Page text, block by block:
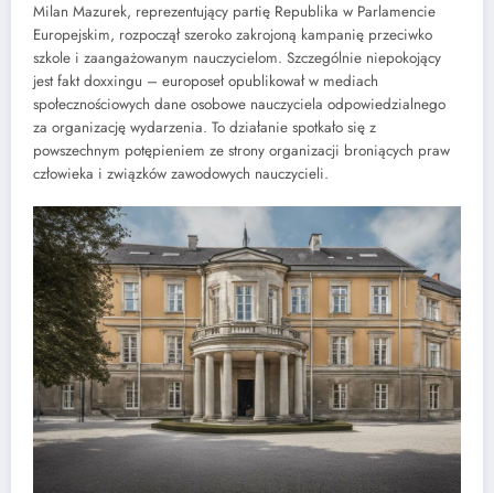
Milan Mazurek, reprezentujący partię Republika w Parlamencie
Europejskim, rozpoczął szeroko zakrojoną kampanię przeciwko
szkole i zaangażowanym nauczycielom. Szczególnie niepokojący
jest fakt doxxingu – europoseł opublikował w mediach
społecznościowych dane osobowe nauczyciela odpowiedzialnego
za organizację wydarzenia. To działanie spotkało się z
powszechnym potępieniem ze strony organizacji broniących praw
człowieka i związków zawodowych nauczycieli.